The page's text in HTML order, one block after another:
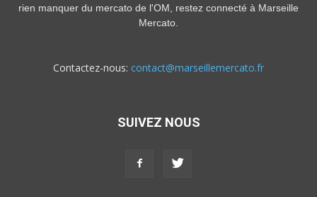
rien manquer du mercato de l'OM, restez connecté à Marseille
Mercato.
Contactez-nous: contact@marseillemercato.fr
SUIVEZ NOUS